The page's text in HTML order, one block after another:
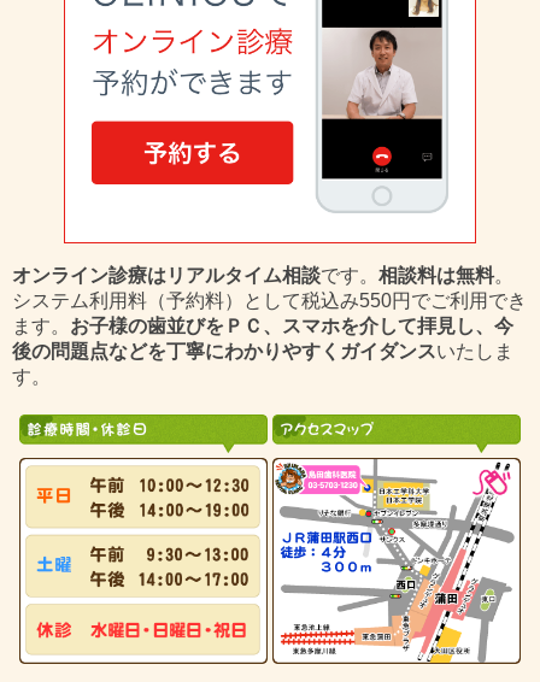
オンライン診療はリアルタイム相談です。 相談料は無料。
システム利用料（予約料）として税込み550円でご利用でき
ます。 お子様の歯並びをＰＣ、スマホを介して拝見し、今
後の問題点などを丁寧にわかりやすくガイダンスいたしま
す。